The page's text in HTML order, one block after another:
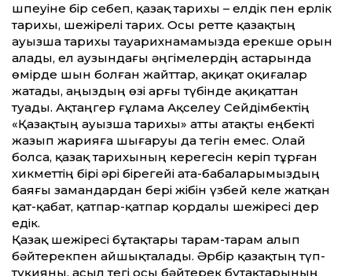
Өшпеуіне бір себеп, қазақ тарихы – елдік пен ерлік
тарихы, шежірелі тарих. Осы ретте қазақтың
ауызша тарихы тауарихнамамызда ерекше орын
алады, ел аузындағы әңгімелердің астарында
өмірде шын болған жайттар, ақиқат оқиғалар
жатады, аңыздың өзі арғы түбінде ақиқаттан
туады. Ақтаңгер ғұлама Ақселеу Сейдімбектің
«Қазақтың ауызша тарихы» атты атақты еңбекті
жазып жарияға шығаруы да тегін емес. Олай
болса, қазақ тарихының керегесін керіп тұрған
хикметтің бірі әрі бірегейі ата-бабаларымыздың
баяғы замандардан бері жібін үзбей келе жатқан
қат-қабат, қатпар-қатпар қордалы шежіресі дер
едік.
Қазақ шежіресі бұтақтары тарам-тарам алып
бәйтерекпен айшықталады. Әрбір қазақтың түп-
тұқияны, асыл тегі осы бәйтерек бұтақтарының